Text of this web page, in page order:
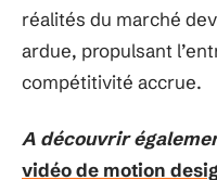
réalités du marché
ardue, propulsant
compétitivité accrue.
A découvrir
vidéo de motion